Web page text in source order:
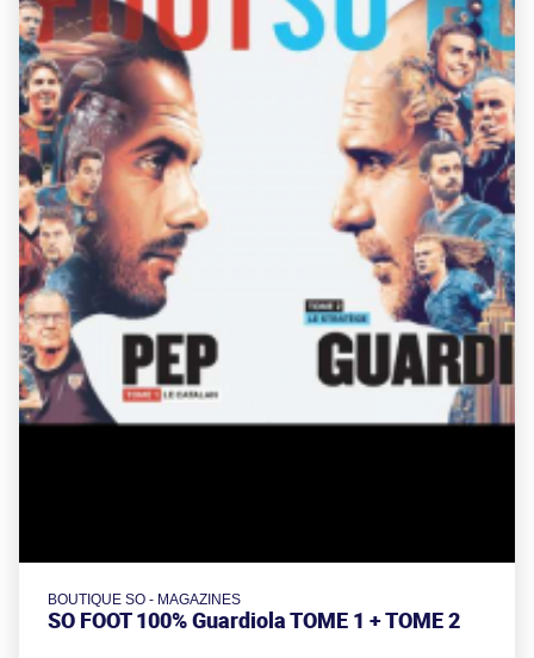
BOUTIQUE SO - MAGAZINES
SO FOOT 100% Guardiola TOME 1 + TOME 2